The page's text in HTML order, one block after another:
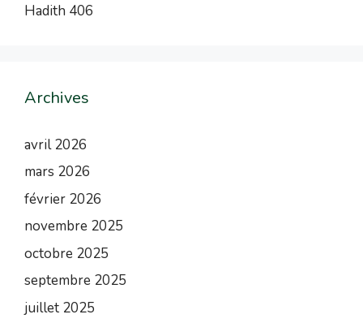
Hadith 406
Archives
avril 2026
mars 2026
février 2026
novembre 2025
octobre 2025
septembre 2025
juillet 2025